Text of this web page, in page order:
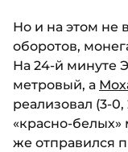
Но и на этом не
оборотов,
На 24-й минуте
метровый, а
реализовал (3-
«красно-белых»
же отправился